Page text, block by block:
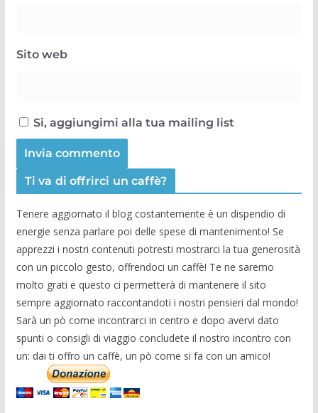
Sito web
Si, aggiungimi alla tua mailing list
Ti va di offrirci un caffè?
Tenere aggiornato il blog costantemente è un dispendio di
energie senza parlare poi delle spese di mantenimento! Se
apprezzi i nostri contenuti potresti mostrarci la tua generosità
con un piccolo gesto, offrendoci un caffè! Te ne saremo
molto grati e questo ci permetterà di mantenere il sito
sempre aggiornato raccontandoti i nostri pensieri dal mondo!
Sarà un pò come incontrarci in centro e dopo avervi dato
spunti o consigli di viaggio concludete il nostro incontro con
un: dai ti offro un caffè, un pò come si fa con un amico!